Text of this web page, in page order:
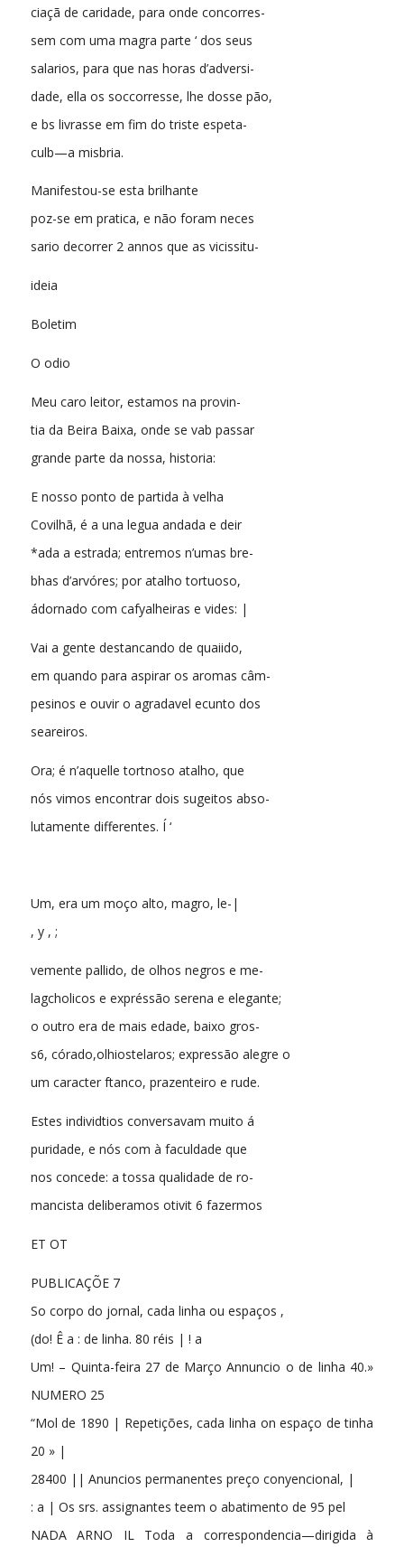
ciaçã de caridade, para onde concorres-
sem com uma magra parte ‘ dos seus
salarios, para que nas horas d’adversi-
dade, ella os soccorresse, lhe dosse pão,
e bs livrasse em fim do triste espeta-
culb—a misbria.
Manifestou-se esta brilhante
poz-se em pratica, e não foram neces
sario decorrer 2 annos que as vicissitu-
ideia
Boletim
O odio
Meu caro leitor, estamos na provin-
tia da Beira Baixa, onde se vab passar
grande parte da nossa, historia:
E nosso ponto de partida à velha
Covilhã, é a una legua andada e deir
*ada a estrada; entremos n’umas bre-
bhas d’arvóres; por atalho tortuoso,
ádornado com cafyalheiras e vides: |
Vai a gente destancando de quaiido,
em quando para aspirar os aromas câm-
pesinos e ouvir o agradavel ecunto dos
seareiros.
Ora; é n’aquelle tortnoso atalho, que
nós vimos encontrar dois sugeitos abso-
lutamente differentes. Í ‘
Um, era um moço alto, magro, le-|
, y , ;
vemente pallido, de olhos negros e me-
lagcholicos e expréssão serena e elegante;
o outro era de mais edade, baixo gros-
s6, córado,olhiostelaros; expressão alegre o
um caracter ftanco, prazenteiro e rude.
Estes individtios conversavam muito á
puridade, e nós com à faculdade que
nos concede: a tossa qualidade de ro-
mancista deliberamos otivit 6 fazermos
ET OT
PUBLICAÇÕE 7
So corpo do jornal, cada linha ou espaços ,
(do! Ê a : de linha. 80 réis | ! a
Um! – Quinta-feira 27 de Março Annuncio o de linha 40.»
NUMERO 25
“Mol de 1890 | Repetições, cada linha on espaço de tinha
20 » |
28400 || Anuncios permanentes preço conyencional, |
: a | Os srs. assignantes teem o abatimento de 95 pel
NADA ARNO IL Toda a correspondencia—dirigida à